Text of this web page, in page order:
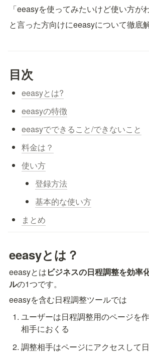
「eeasyを使ってみたいけど使い方が
と言った方向けにeeasyについて徹底
目次
eeasyとは?
eeasyの特徴
eeasyでできること/できないこと
料金は？
使い方
登録方法
基本的な使い方
まとめ
eeasyとは？
eeasyとはビジネスの日程調整を効率
ルの1つです。
eeasyを含む日程調整ツールでは
ユーザーは日程調整用のページを
相手におくる
調整相手はページにアクセスして